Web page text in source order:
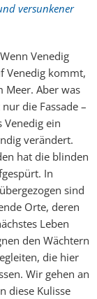
versunkener
Venedig
Venedig kommt,
Meer. Aber was
die Fassade –
Venedig ein
verändert.
hat die blinden
In
sind
Orte, deren
Leben
den Wächtern
die hier
Wir gehen an
diese Kulisse